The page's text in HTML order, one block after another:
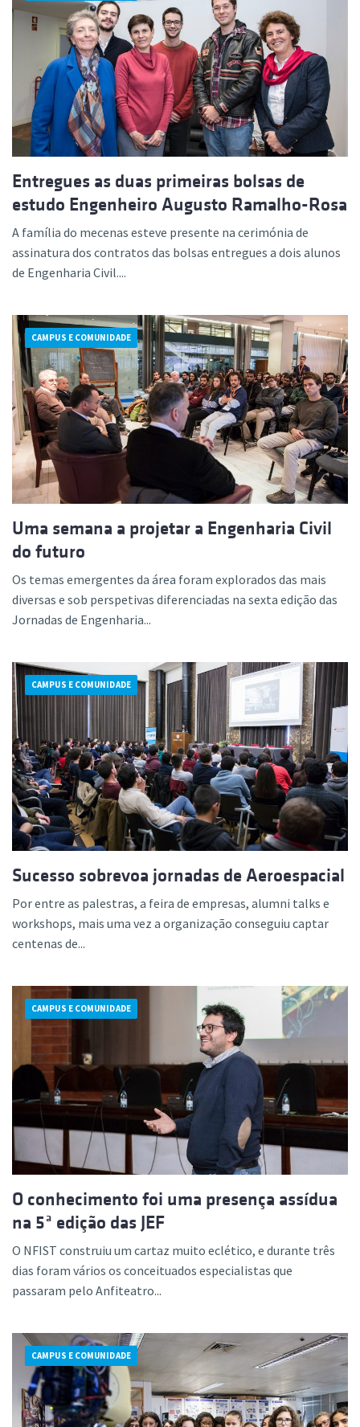
Entregues as duas primeiras bolsas de
estudo Engenheiro Augusto Ramalho-Rosa
A família do mecenas esteve presente na cerimónia de
assinatura dos contratos das bolsas entregues a dois alunos
de Engenharia Civil....
CAMPUS E COMUNIDADE
Uma semana a projetar a Engenharia Civil
do futuro
Os temas emergentes da área foram explorados das mais
diversas e sob perspetivas diferenciadas na sexta edição das
Jornadas de Engenharia...
CAMPUS E COMUNIDADE
Sucesso sobrevoa jornadas de Aeroespacial
Por entre as palestras, a feira de empresas, alumni talks e
workshops, mais uma vez a organização conseguiu captar
centenas de...
CAMPUS E COMUNIDADE
O conhecimento foi uma presença assídua
na 5ª edição das JEF
O NFIST construiu um cartaz muito eclético, e durante três
dias foram vários os conceituados especialistas que
passaram pelo Anfiteatro...
CAMPUS E COMUNIDADE